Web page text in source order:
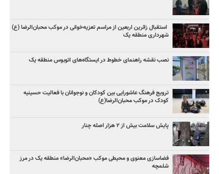
استقبال زائرین اربعین از مراسم تعزیه‌خوانی در موکب محبان‌الرضا (ع)
شهرداری منطقه یک
نصب نقشه راهنمای خطوط ‌در ایستگاه‌های اتوبوس منطقه یک
ترویج فرهنگ عاشورایی بین کودکان و نوجوانان با فعالیت حسینیه
کودک در موکب محبان‌الرضا(ع)
پایش سلامت بیش از ۲ هزار اصله چنار
فضاسازی معنوی و محیطی موکب «محبان‌الرضا» منطقه یک در مرز
شلمچه